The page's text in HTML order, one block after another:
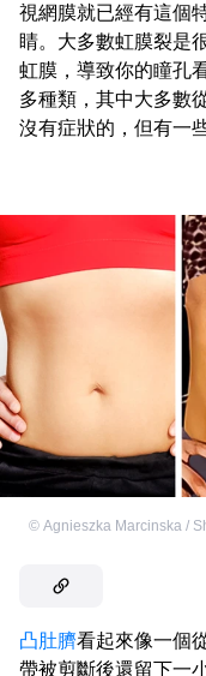
視網膜就已經有這個
睛。大多數虹膜裂是
虹膜，導致你的瞳孔
多種類，其中大多數
沒有症狀的，但有一
© Agnieszka Marcinska /
凸肚臍看起來像一個
帶被剪斷後還留下一